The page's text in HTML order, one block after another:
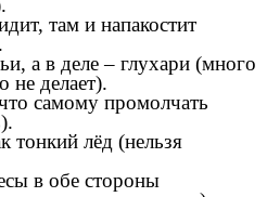
там и напакостит
а в деле – глухари (много
не делает).
самому промолчать
тонкий лёд (нельзя
в обе стороны